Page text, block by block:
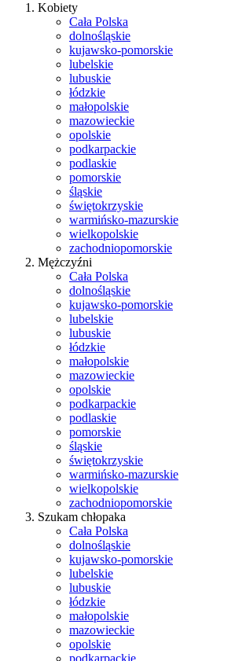
Kobiety
Cała Polska
dolnośląskie
kujawsko-pomorskie
lubelskie
lubuskie
łódzkie
małopolskie
mazowieckie
opolskie
podkarpackie
podlaskie
pomorskie
śląskie
świętokrzyskie
warmińsko-mazurskie
wielkopolskie
zachodniopomorskie
Mężczyźni
Cała Polska
dolnośląskie
kujawsko-pomorskie
lubelskie
lubuskie
łódzkie
małopolskie
mazowieckie
opolskie
podkarpackie
podlaskie
pomorskie
śląskie
świętokrzyskie
warmińsko-mazurskie
wielkopolskie
zachodniopomorskie
Szukam chłopaka
Cała Polska
dolnośląskie
kujawsko-pomorskie
lubelskie
lubuskie
łódzkie
małopolskie
mazowieckie
opolskie
podkarpackie